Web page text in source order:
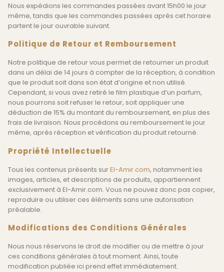
Nous expédions les commandes passées avant 15h00 le jour
même, tandis que les commandes passées après cet horaire
partent le jour ouvrable suivant.
Politique de Retour et Remboursement
Notre politique de retour vous permet de retourner un produit
dans un délai de 14 jours à compter de la réception, à condition
que le produit soit dans son état d’origine et non utilisé.
Cependant, si vous avez retiré le film plastique d’un parfum,
nous pourrons soit refuser le retour, soit appliquer une
déduction de 15% du montant du remboursement, en plus des
frais de livraison. Nous procédons au remboursement le jour
même, après réception et vérification du produit retourné.
Propriété Intellectuelle
Tous les contenus présents surEl-Amir.com, notamment les
images, articles, et descriptions de produits, appartiennent
exclusivement à El-Amir.com. Vous ne pouvez donc pas copier,
reproduire ou utiliser ces éléments sans une autorisation
préalable.
Modifications des Conditions Générales
Nous nous réservons le droit de modifier ou de mettre à jour
ces conditions générales à tout moment. Ainsi, toute
modification publiée ici prend effet immédiatement.